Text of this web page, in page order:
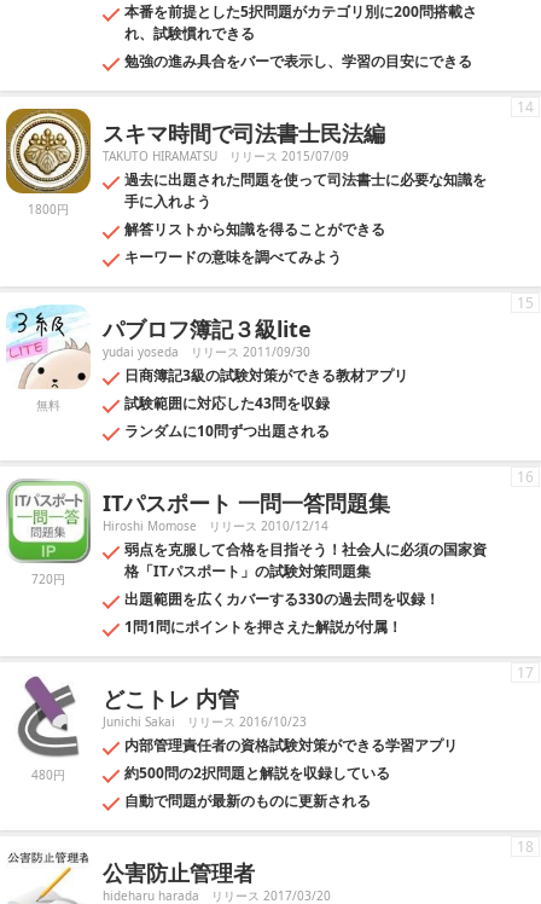
本番を前提とした5択問題がカテゴリ別に200問搭載さ
れ、試験慣れできる
勉強の進み具合をバーで表示し、学習の目安にできる
1800円
スキマ時間で司法書士民法編
TAKUTO HIRAMATSU リリース 2015/07/09
過去に出題された問題を使って司法書士に必要な知識を
手に入れよう
解答リストから知識を得ることができる
キーワードの意味を調べてみよう
14
無料
パブロフ簿記３級lite
yudai yoseda リリース 2011/09/30
日商簿記3級の試験対策ができる教材アプリ
試験範囲に対応した43問を収録
ランダムに10問ずつ出題される
15
720円
ITパスポート 一問一答問題集
Hiroshi Momose リリース 2010/12/14
弱点を克服して合格を目指そう！社会人に必須の国家資
格「ITパスポート」の試験対策問題集
出題範囲を広くカバーする330の過去問を収録！
1問1問にポイントを押さえた解説が付属！
16
480円
どこトレ 内管
Junichi Sakai リリース 2016/10/23
内部管理責任者の資格試験対策ができる学習アプリ
約500問の2択問題と解説を収録している
自動で問題が最新のものに更新される
17
公害防止管理者
hideharu harada リリース 2017/03/20
18